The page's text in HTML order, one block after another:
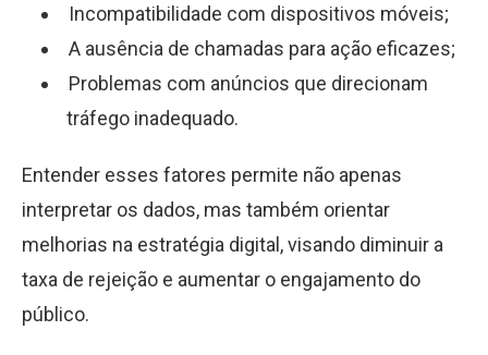
Incompatibilidade com dispositivos móveis;
A ausência de chamadas para ação eficazes;
Problemas com anúncios que direcionam
tráfego inadequado.
Entender esses fatores permite não apenas
interpretar os dados, mas também orientar
melhorias na estratégia digital, visando diminuir a
taxa de rejeição e aumentar o engajamento do
público.